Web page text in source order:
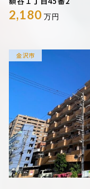
2,180 万円
金沢市